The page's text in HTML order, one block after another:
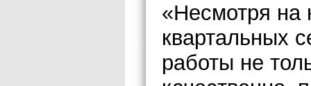
«Несмотря на
квартальных
работы не